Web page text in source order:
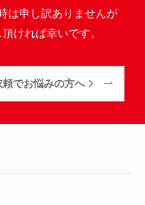
は申し訳ありませんが
ければ幸いです。
でお悩みの方へ